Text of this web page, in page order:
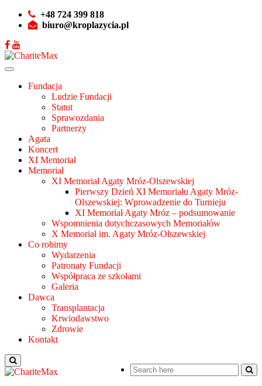
+48 724 399 818
biuro@kroplazycia.pl
Fundacja
Ludzie Fundacji
Statut
Sprawozdania
Partnerzy
Agata
Koncert
XI Memoriał
Memoriał
XI Memoriał Agaty Mróz-Olszewskiej
Pierwszy Dzień XI Memoriału Agaty Mróz-
Olszewskiej: Wprowadzenie do Turnieju
XI Memoriał Agaty Mróz – podsumowanie
Wspomnienia dotychczasowych Memoriałów
X Memoriał im. Agaty Mróz-Olszewskiej
Co robimy
Wydarzenia
Patronaty Fundacji
Współpraca ze szkołami
Galeria
Dawca
Transplantacja
Krwiodawstwo
Zdrowie
Kontakt